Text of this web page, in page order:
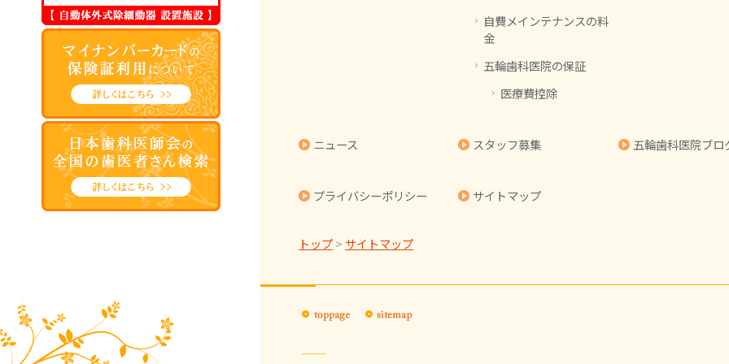
自費メインテナンスの料
金
五輪歯科医院の保証
医療費控除
ニュース スタッフ募集 五輪歯科医院ブロ
プライバシーポリシー サイトマップ
トップ> サイトマップ